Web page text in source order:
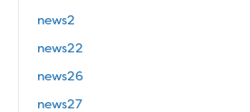
news2
news22
news26
news27